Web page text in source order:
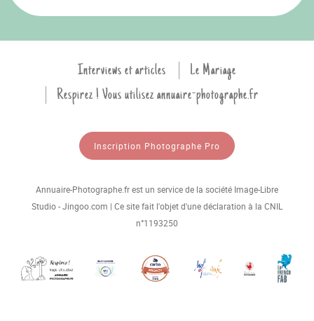
Interviews et articles
Le Mariage
Respirez ! Vous utilisez annuaire-photographe.fr
Inscription Photographe Pro
Annuaire-Photographe.fr est un service de la société Image-Libre
Studio - Jingoo.com | Ce site fait l'objet d'une déclaration à la CNIL
n°1193250